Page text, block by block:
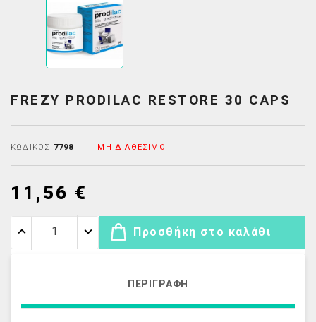
FREZY PRODILAC RESTORE 30 CAPS
ΚΩΔΙΚΌΣ 7798 ΜΗ ΔΙΑΘΈΣΙΜΟ
11,56 €
Προσθήκη στο καλάθι
ΠΕΡΙΓΡΑΦΉ